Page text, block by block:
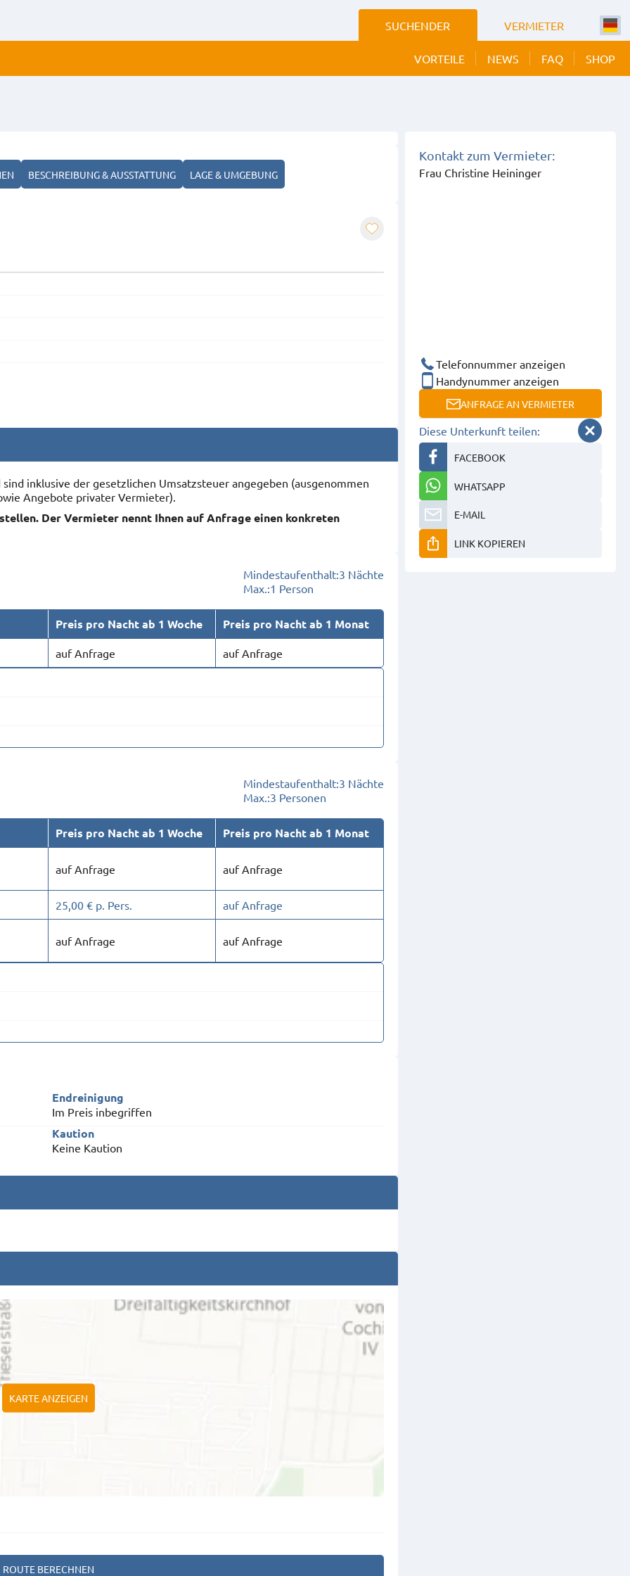
SUCHENDER VERMIETER
VORTEILE NEWS FAQ SHOP
BESCHREIBUNG & AUSSTATTUNG LAGE & UMGEBUNG
inklusive der gesetzlichen Umsatzsteuer angegeben (ausgenommen
Angebote privater Vermieter).
Der Vermieter nennt Ihnen auf Anfrage einen konkreten
Mindestaufenthalt:3 Nächte
Max.:1 Person
Preis pro Nacht ab 1 Woche Preis pro Nacht ab 1 Monat
auf Anfrage auf Anfrage
Mindestaufenthalt:3 Nächte
Max.:3 Personen
Preis pro Nacht ab 1 Woche Preis pro Nacht ab 1 Monat
auf Anfrage auf Anfrage
25,00 € p. Pers. auf Anfrage
auf Anfrage auf Anfrage
Endreinigung
Im Preis inbegriffen
Kaution
Keine Kaution
KARTE ANZEIGEN
ROUTE BERECHNEN
Kontakt zum Vermieter:
Frau Christine Heininger
Telefonnummer anzeigen
Handynummer anzeigen
ANFRAGE AN VERMIETER
Diese Unterkunft teilen:
FACEBOOK
WHATSAPP
E-MAIL
LINK KOPIEREN